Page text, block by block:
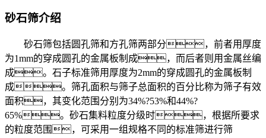
砂石筛介绍
砂石筛包括圆孔筛和方孔筛两部分，前者用厚度
为1mm的穿成圆孔的金属板制成，而后者则用金属丝编
成。石子标准筛用厚度为2mm的穿成圆孔的金属板制
成。筛孔面积与筛子总面积的百分比称为筛子有效
面积，其变化范围分别为34%?53%和44%?
65%。砂石集料粒度分级时，根据所要求
的粒度范围，可采用一组规格不同的标准筛进行筛